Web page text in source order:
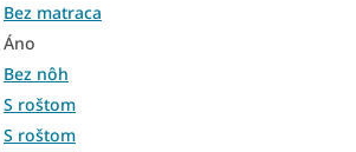
postele s úložným priestorom
90x200 s úložným priestorom
120x200 s úložným priestorom
Bez matraca
Áno
Bez nôh
S roštom
S roštom